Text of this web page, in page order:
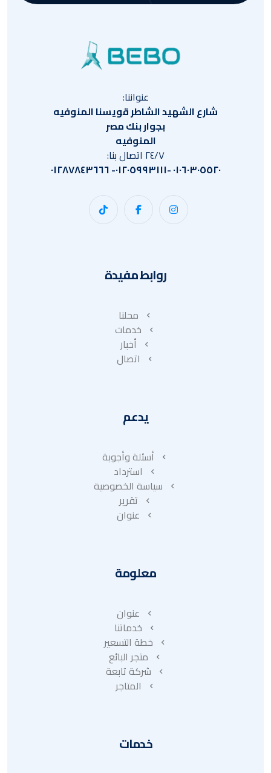
عنواننا:
شارع الشهيد الشاطر قويسنا المنوفيه
بجوار بنك مصر
المنوفيه
٢٤/٧ اتصال بنا:
٠١٠٦٠٣٠٥٥٢٠ -٠١٢٠٥٩٩٣١١١- ٠١٢٨٧٨٤٣٦٦٦
روابط مفيدة
محلنا
خدمات
أخبار
اتصال
يدعم
أسئلة وأجوبة
استرداد
سياسة الخصوصية
تقرير
عنوان
معلومة
عنوان
خدماتنا
خطة التسعير
متجر البائع
شركة تابعة
المتاجر
خدمات